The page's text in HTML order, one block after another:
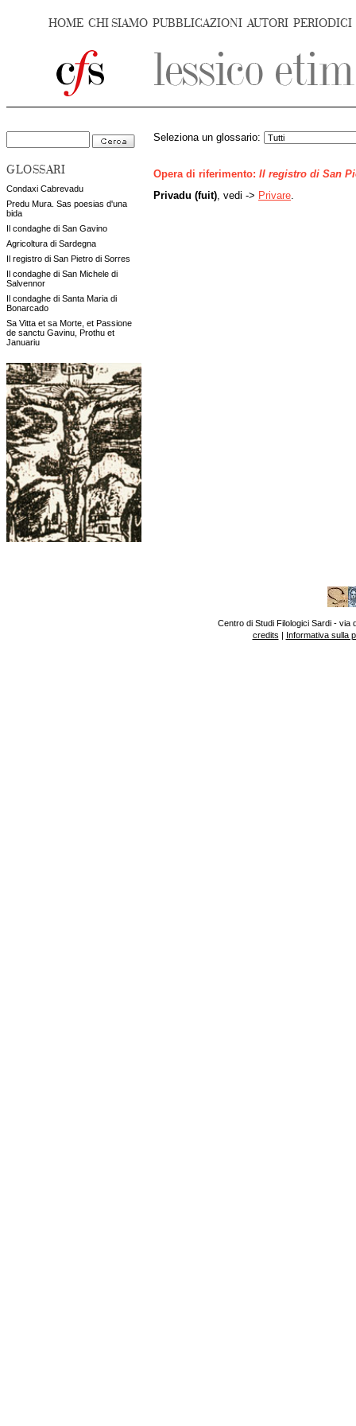
HOME CHI SIAMO PUBBLICAZIONI AUTORI PERIODICI
GLOSSARI
Condaxi Cabrevadu
Predu Mura. Sas poesias d'una
bida
Il condaghe di San Gavino
Agricoltura di Sardegna
Il registro di San Pietro di Sorres
Il condaghe di San Michele di
Salvennor
Il condaghe di Santa Maria di
Bonarcado
Sa Vitta et sa Morte, et Passione
de sanctu Gavinu, Prothu et
Januariu
Seleziona un glossario:
Opera di riferimento: Il registro di San
Privadu (fuit) , vedi -> Privare
Centro di Studi Filologici Sardi - via
credits | Informativa sulla